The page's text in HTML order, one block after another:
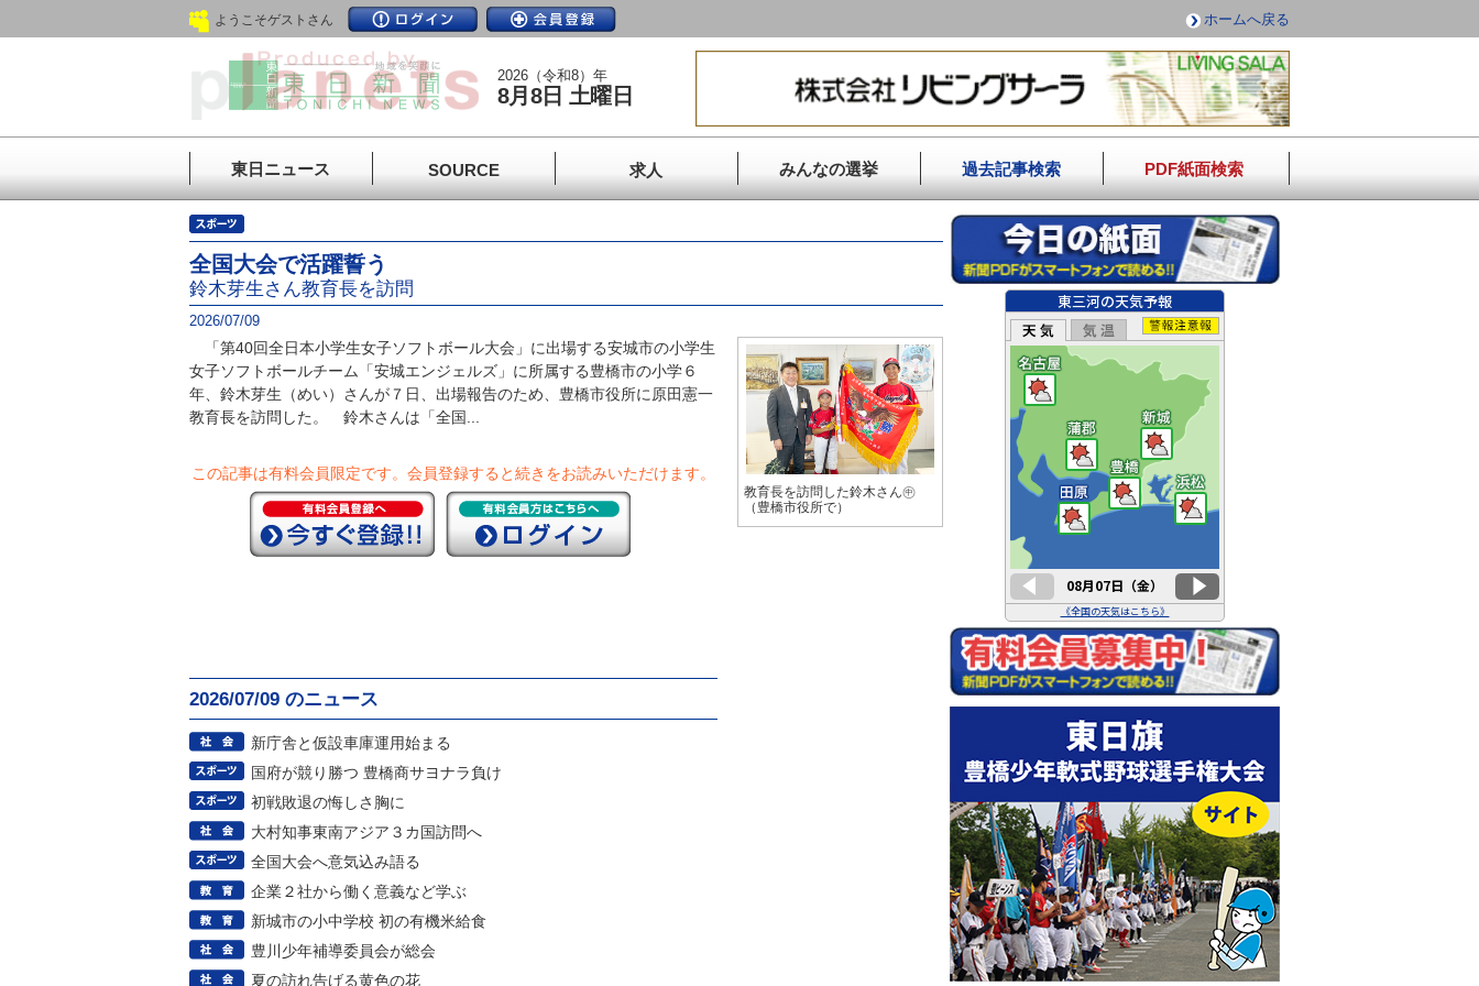
ようこそゲストさん ホームへ戻る
2026（令和8）年
8月8日 土曜日
東日ニュース SOURCE 求人 みんなの選挙 過去記事検索 PDF紙面検索
全国大会で活躍誓う
鈴木芽生さん教育長を訪問
2026/07/09
「第40回全日本小学生女子ソフトボール大会」に出場する安城市の小学生
女子ソフトボールチーム「安城エンジェルズ」に所属する豊橋市の小学６
年、鈴木芽生（めい）さんが７日、出場報告のため、豊橋市役所に原田憲一
教育長を訪問した。 鈴木さんは「全国...
この記事は有料会員限定です。 会員登録すると続きをお読みいただけます。
2026/07/09 のニュース
新庁舎と仮設車庫運用始まる
国府が競り勝つ 豊橋商サヨナラ負け
初戦敗退の悔しさ胸に
大村知事東南アジア３カ国訪問へ
全国大会へ意気込み語る
企業２社から働く意義など学ぶ
新城市の小中学校 初の有機米給食
豊川少年補導委員会が総会
夏の訪れ告げる黄色の花
教育長を訪問した鈴木さん㊥
（豊橋市役所で）